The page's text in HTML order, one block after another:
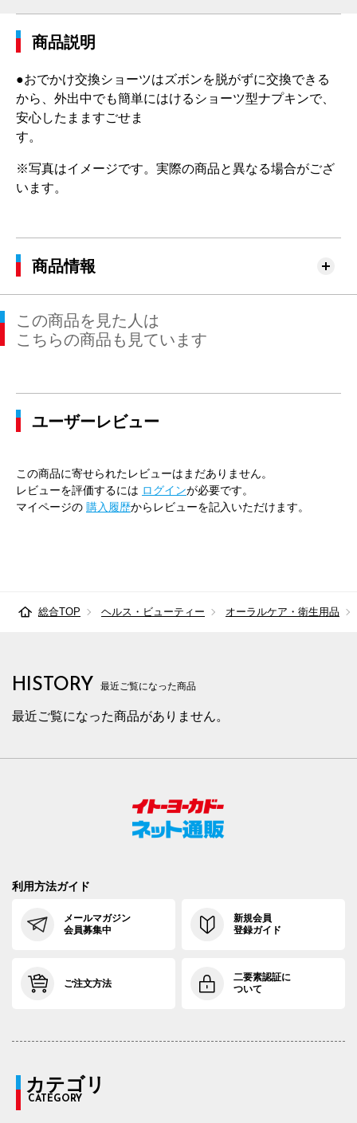
商品説明
●おでかけ交換ショーツはズボンを脱がずに交換できる
から、外出中でも簡単にはけるショーツ型ナプキンで、
安心したまますごせま
す。
※写真はイメージです。実際の商品と異なる場合がござ
います。
商品情報
この商品を見た人は
こちらの商品も見ています
ユーザーレビュー
この商品に寄せられたレビューはまだありません。
レビューを評価するには ログインが必要です。
マイページの 購入履歴からレビューを記入いただけます。
総合TOP ヘルス・ビューティー オーラルケア・衛生用品
HISTORY 最近ご覧になった商品
最近ご覧になった商品がありません。
利用方法ガイド
メールマガジン
会員募集中
新規会員
登録ガイド
ご注文方法
二要素認証に
ついて
カテゴリ
CATEGORY